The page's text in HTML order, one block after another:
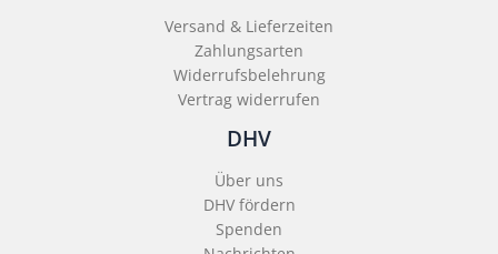
Versand & Lieferzeiten
Zahlungsarten
Widerrufsbelehrung
Vertrag widerrufen
DHV
Über uns
DHV fördern
Spenden